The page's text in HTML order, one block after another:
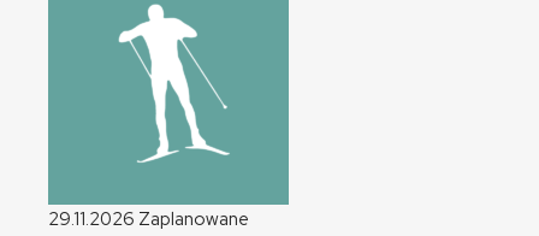
29.11.2026 Zaplanowane